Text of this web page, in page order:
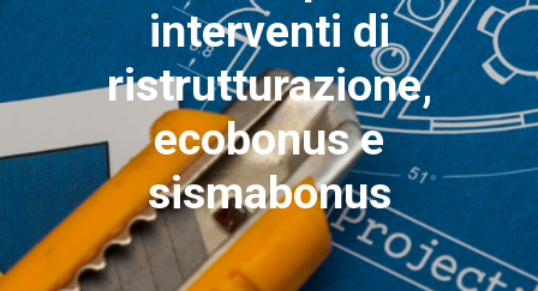
interventi di
ristrutturazione,
ecobonus e
sismabonus